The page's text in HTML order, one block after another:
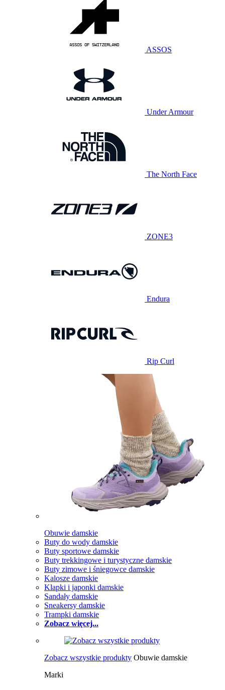
ASSOS
Under Armour
The North Face
ZONE3
Endura
Rip Curl
Obuwie damskie
Buty do wody damskie
Buty sportowe damskie
Buty trekkingowe i turystyczne damskie
Buty zimowe i śniegowce damskie
Kalosze damskie
Klapki i japonki damskie
Sandały damskie
Sneakersy damskie
Trampki damskie
Zobacz więcej...
Zobacz wszystkie produkty Obuwie damskie
Marki